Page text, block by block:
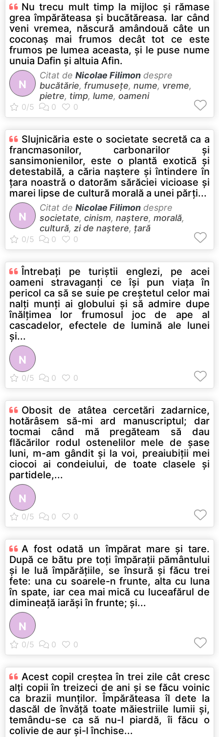
Nu trecu mult timp la mijloc şi rămase
grea împărăteasa şi bucătăreasa. Iar când
veni vremea, născură amândouă câte un
coconaş mai frumos decât tot ce este
frumos pe lumea aceasta, şi le puse nume
unuia Dafin şi altuia Afin.
N
Citat de Nicolae Filimon despre
bucătărie, frumusețe, nume, vreme,
pietre, timp, lume, oameni
Slujnicăria este o societate secretă ca a
francmasonilor, carbonarilor şi
sansimonienilor, este o plantă exotică şi
detestabilă, a căria naştere şi întindere în
ţara noastră o datorăm sărăciei vicioase şi
marei lipse de cultură morală a unei părţi...
N
Citat de Nicolae Filimon despre
societate, cinism, naștere, morală,
cultură, zi de naștere, țară
Întrebaţi pe turiştii englezi, pe acei
oameni stravaganţi ce îşi pun viaţa în
pericol ca să se suie pe creştetul celor mai
nalţi munţi ai globului şi să admire dupe
înălţimea lor frumosul joc de ape al
cascadelor, efectele de lumină ale lunei
şi...
N
Obosit de atâtea cercetări zadarnice,
hotărâsem să-mi ard manuscriptul; dar
tocmai când mă pregăteam să dau
flăcărilor rodul ostenelilor mele de şase
luni, m-am gândit şi la voi, preaiubiţii mei
ciocoi ai condeiului, de toate clasele şi
partidele,...
N
A fost odată un împărat mare şi tare.
După ce bătu pre toţi împăraţii pământului
şi le luă împărăţiile, se însură şi făcu trei
fete: una cu soarele-n frunte, alta cu luna
în spate, iar cea mai mică cu luceafărul de
dimineaţă iarăşi în frunte; şi...
N
Acest copil creştea în trei zile cât cresc
alţi copii în treizeci de ani şi se făcu voinic
ca brazii munţilor. Împărăteasa îl dete la
dascăl de învăţă toate măiestriile lumii şi,
temându-se ca să nu-l piardă, îi făcu o
colivie de aur şi-l închise...